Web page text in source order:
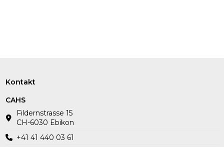
Kontakt
CAHS
Fildernstrasse 15
CH-6030 Ebikon
+41 41 440 03 61